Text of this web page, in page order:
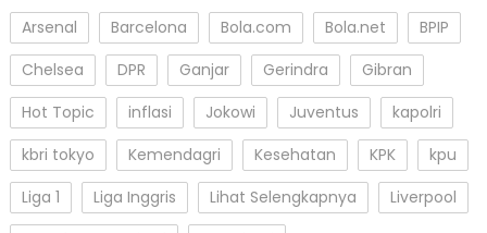
Arsenal Barcelona Bola.com Bola.net
BPIP
Chelsea
DPR Ganjar Gerindra
Gibran
Hot Topic
inflasi Jokowi Juventus
kapolri
kbri tokyo
Kemendagri Kesehatan KPK
kpu
Liga 1
Liga Inggris Lihat Selengkapnya
Liverpool